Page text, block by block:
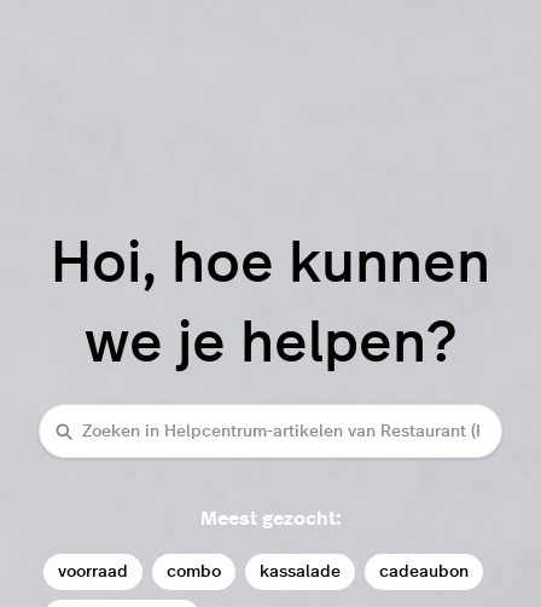
Hoi, hoe kunnen
we je helpen?
Zoeken
Meest gezocht:
voorraad combo kassalade cadeaubon